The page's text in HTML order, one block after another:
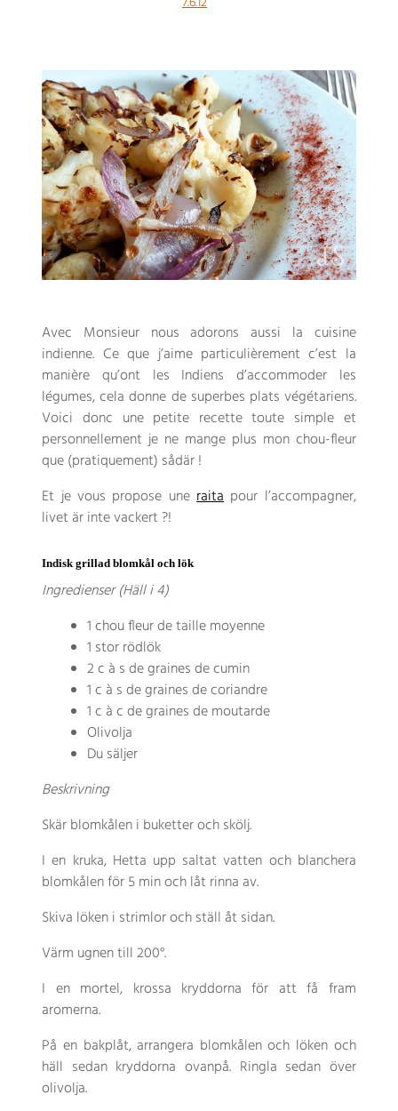
Avec Monsieur nous adorons aussi la cuisine
indienne. Ce que j’aime particulièrement c’est la
manière qu’ont les Indiens d’accommoder les
légumes,cela donne de superbes plats végétariens.
Voici donc une petite recette toute simple et
personnellement je ne mange plus mon chou-fleur
que(pratiquement) sådär !
Et je vous propose une raita pour l’accompagner,
livet är inte vackert ?!
Indisk grillad blomkål och lök
Ingredienser (Häll i 4)
1chou fleur de taille moyenne
1 stor rödlök
2c à s de graines de cumin
1c à s de graines de coriandre
1c à c de graines de moutarde
Olivolja
Du säljer
Beskrivning
Skär blomkålen i buketter och skölj.
I en kruka, Hetta upp saltat vatten och blanchera
blomkålen för 5 min och låt rinna av.
Skiva löken i strimlor och ställ åt sidan.
Värm ugnen till 200°.
I en mortel, krossa kryddorna för att få fram
aromerna.
På en bakplåt, arrangera blomkålen och löken och
häll sedan kryddorna ovanpå. Ringla sedan över
olivolja.